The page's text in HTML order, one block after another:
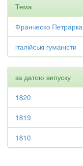
Тема
Франческо Петрарка
італійські гуманісти
за датою випуску
1820
1819
1810